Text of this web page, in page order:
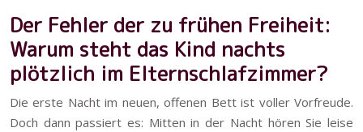
Der Fehler der zu frühen Freiheit:
Warum steht das Kind nachts
plötzlich im Elternschlafzimmer?
Die erste Nacht im neuen, offenen Bett ist voller Vorfreude.
Doch dann passiert es: Mitten in der Nacht hören Sie leise